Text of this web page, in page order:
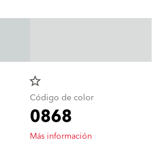
star_border
Código de color
0868
Más información